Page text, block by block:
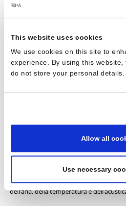
This website uses cookies
We use cookies on this site to
experience. By using this
do not store your personal details.
Allow all
Use necessary
Architettura
Reid Brewin Architects ha da sempre
ambientali dell’attività umana per
ridurre il loro impatto globale a lungo
futura ubicazione, grazie ad
orientamento, ambiente circostante,
materiali locali, gestione delle acque,
dell’aria, della temperatura e